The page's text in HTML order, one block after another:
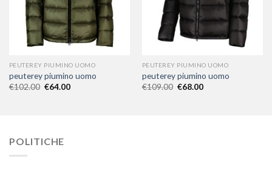
PEUTEREY PIUMINO UOMO
peuterey piumino uomo
€102.00 €64.00
PEUTEREY PIUMINO UOMO
peuterey piumino uomo
€109.00 €68.00
POLITICHE